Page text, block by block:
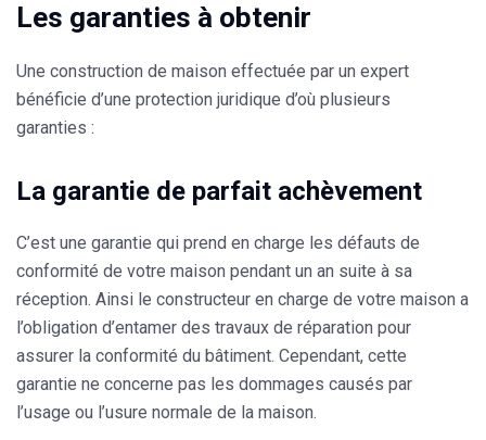
Les garanties à obtenir
Une construction de maison effectuée par un expert
bénéficie d’une protection juridique d’où plusieurs
garanties :
La garantie de parfait achèvement
C’est une garantie qui prend en charge les défauts de
conformité de votre maison pendant un an suite à sa
réception. Ainsi le constructeur en charge de votre maison a
l’obligation d’entamer des travaux de réparation pour
assurer la conformité du bâtiment. Cependant, cette
garantie ne concerne pas les dommages causés par
l’usage ou l’usure normale de la maison.